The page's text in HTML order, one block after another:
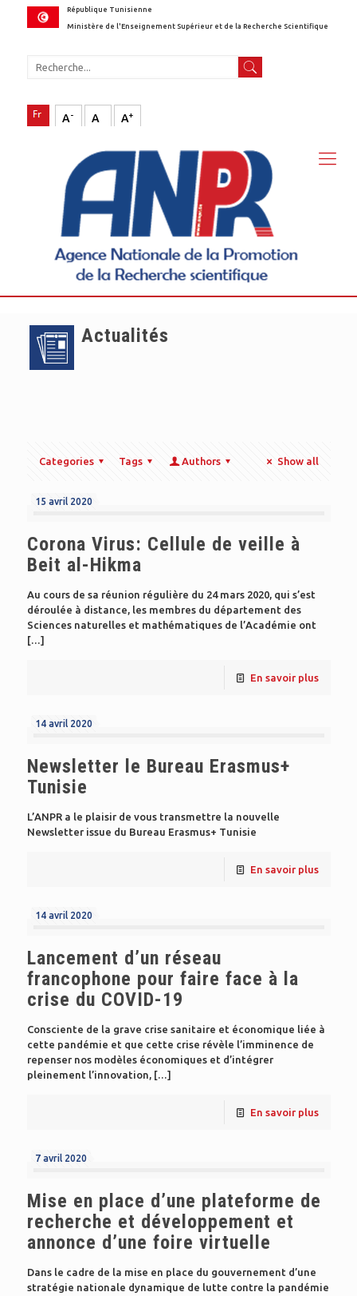
République Tunisienne
Ministère de l'Enseignement Supérieur et de la Recherche Scientifique
A- A A+
Actualités
Categories Tags Authors Show all
15 avril 2020
Corona Virus: Cellule de veille à
Beit al-Hikma
Au cours de sa réunion régulière du 24 mars 2020, qui s’est
déroulée à distance, les membres du département des
Sciences naturelles et mathématiques de l’Académie ont
[…]
En savoir plus
14 avril 2020
Newsletter le Bureau Erasmus+
Tunisie
L’ANPR a le plaisir de vous transmettre la nouvelle
Newsletter issue du Bureau Erasmus+ Tunisie
En savoir plus
14 avril 2020
Lancement d’un réseau
francophone pour faire face à la
crise du COVID-19
Consciente de la grave crise sanitaire et économique liée à
cette pandémie et que cette crise révèle l’imminence de
repenser nos modèles économiques et d’intégrer
pleinement l’innovation,[…]
En savoir plus
7 avril 2020
Mise en place d’une plateforme de
recherche et développement et
annonce d’une foire virtuelle
Dans le cadre de la mise en place du gouvernement d’une
stratégie nationale dynamique de lutte contre la pandémie